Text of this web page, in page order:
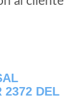
2372 DEL